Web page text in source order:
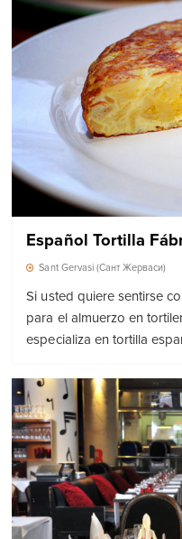
Español Tortilla
Sant Gervasi (Сант Жерваси)
Si usted quiere sentirse
para el almuerzo en
especializa en tortilla